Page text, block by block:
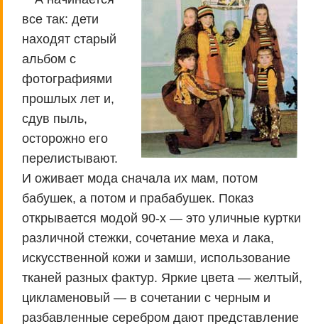
все так: дети
находят старый
альбом с
фотографиями
прошлых лет и,
сдув пыль,
осторожно его
перелистывают.
И оживает мода сначала их мам, потом
бабушек, а потом и прабабушек. Показ
открывается модой 90-х — это уличные куртки
различной стежки, сочетание меха и лака,
искусственной кожи и замши, использование
тканей разных фактур. Яркие цвета — желтый,
цикламеновый — в сочетании с черным и
разбавленные серебром дают представление